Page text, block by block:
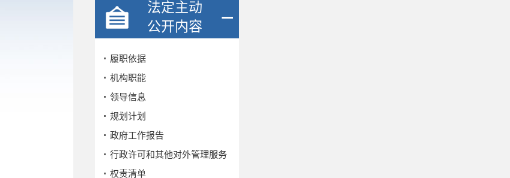
法定主动
公开内容
履职依据
机构职能
领导信息
规划计划
政府工作报告
行政许可和其他对外管理服务
权责清单